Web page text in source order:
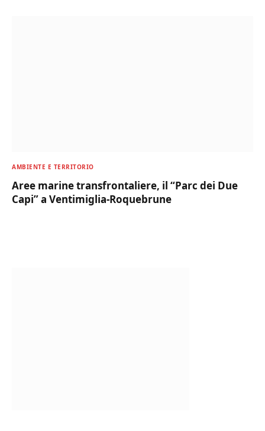
AMBIENTE E TERRITORIO
Aree marine transfrontaliere, il “Parc dei Due
Capi” a Ventimiglia-Roquebrune